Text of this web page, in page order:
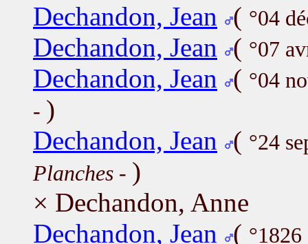
Dechandon, Jean ( °04
Dechandon, Jean ( °07
Dechandon, Jean ( °04
- )
Dechandon, Jean
( °24
Planches - )
× Dechandon, Anne
Dechandon, Jean
(